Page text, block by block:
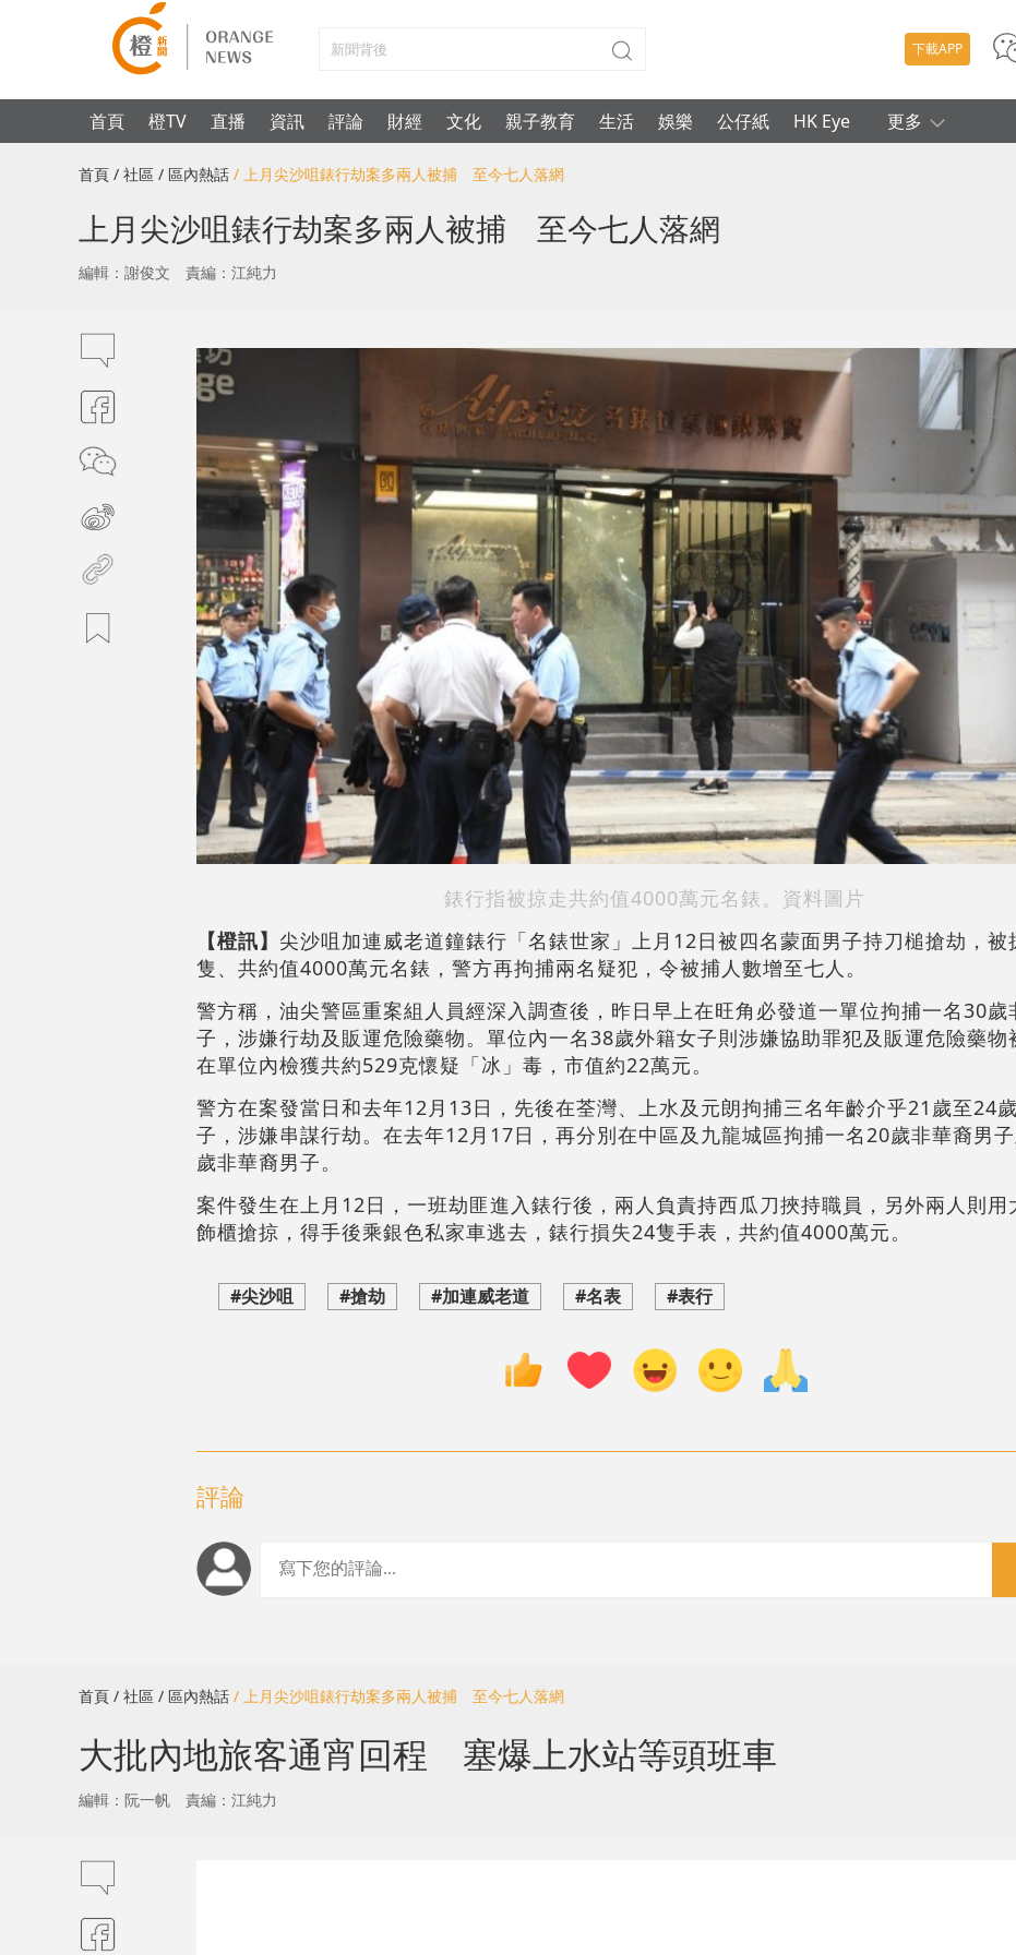
下載APP
首頁 橙TV 直播 資訊 評論 財經 文化 親子教育 生活 娛樂 公仔紙 HK Eye 更多
首頁 / 社區 / 區內熱話 / 上月尖沙咀錶行劫案多兩人被捕 至今七人落網
上月尖沙咀錶行劫案多兩人被捕 至今七人落網
編輯：謝俊文 責編：江純力
錶行指被掠走共約值4000萬元名錶。資料圖片
【橙訊】 尖沙咀加連威老道鐘錶行「名錶世家」上月12日被四名蒙面男子持刀槌搶劫，被
隻、共約值4000萬元名錶，警方再拘捕兩名疑犯，令被捕人數增至七人。
警方稱，油尖警區重案組人員經深入調查後，昨日早上在旺角必發道一單位拘捕一名30歲
子，涉嫌行劫及販運危險藥物。單位內一名38歲外籍女子則涉嫌協助罪犯及販運危險藥物
在單位內檢獲共約529克懷疑「冰」毒，市值約22萬元。
警方在案發當日和去年12月13日，先後在荃灣、上水及元朗拘捕三名年齡介乎21歲至24
子，涉嫌串謀行劫。在去年12月17日，再分別在中區及九龍城區拘捕一名20歲非華裔男
歲非華裔男子。
案件發生在上月12日，一班劫匪進入錶行後，兩人負責持西瓜刀挾持職員，另外兩人則用
飾櫃搶掠，得手後乘銀色私家車逃去，錶行損失24隻手表，共約值4000萬元。
#尖沙咀 #搶劫 #加連威老道 #名表 #表行
評論
首頁 / 社區 / 區內熱話 / 上月尖沙咀錶行劫案多兩人被捕 至今七人落網
大批內地旅客通宵回程 塞爆上水站等頭班車
編輯：阮一帆 責編：江純力